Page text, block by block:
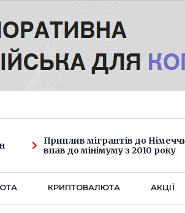
Приплив мігрантів до
впав до мінімуму з 2010 року
КРИПТОВАЛЮТА АКЦІЇ